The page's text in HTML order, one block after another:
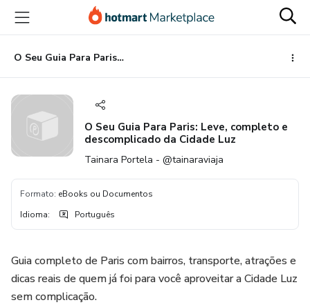
para
conteúdo
principal
para
pagamento
para
rodapé
O Seu Guia Para Paris: Leve, completo e descomplicado da Cidade Luz
O Seu Guia Para Paris: Leve, completo e
descomplicado da Cidade Luz
Tainara Portela - @tainaraviaja
Formato: eBooks ou Documentos
Idioma: Português
Guia completo de Paris com bairros, transporte, atrações e
dicas reais de quem já foi para você aproveitar a Cidade Luz
sem complicação.